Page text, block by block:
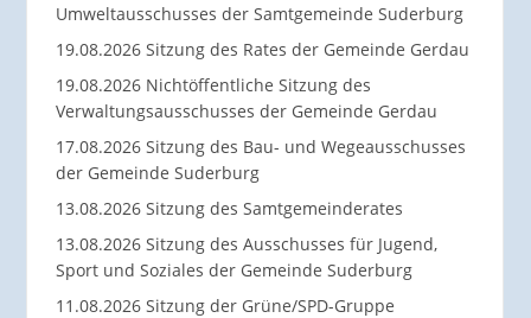
Umweltausschusses der Samtgemeinde Suderburg
19.08.2026 Sitzung des Rates der Gemeinde Gerdau
19.08.2026 Nichtöffentliche Sitzung des
Verwaltungsausschusses der Gemeinde Gerdau
17.08.2026 Sitzung des Bau- und Wegeausschusses
der Gemeinde Suderburg
13.08.2026 Sitzung des Samtgemeinderates
13.08.2026 Sitzung des Ausschusses für Jugend,
Sport und Soziales der Gemeinde Suderburg
11.08.2026 Sitzung der Grüne/SPD-Gruppe